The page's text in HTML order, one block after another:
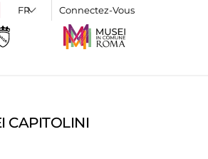
Connectez-Vous
CAPITOLINI